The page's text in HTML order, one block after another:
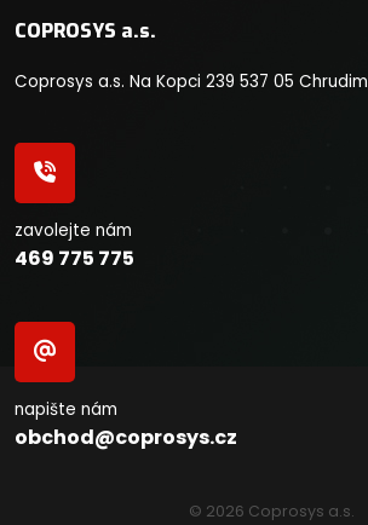
COPROSYS a.s.
Coprosys a.s. Na Kopci 239 537 05 Chrudim
zavolejte nám
469 775 775
napište nám
obchod@coprosys.cz
© 2026 Coprosys a.s.